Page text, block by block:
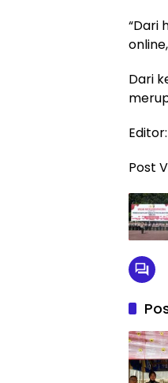
“Dari
Dari
Post